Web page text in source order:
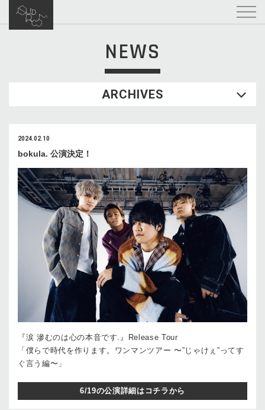
NEWS
ARCHIVES
2024.02.10
bokula. 公演決定！
『涙 滲むのは心の本音です.』Release Tour
「僕らで時代を作ります。ワンマンツアー 〜”じゃけぇ”ってす
ぐ言う編〜」
6/19の公演詳細はコチラから